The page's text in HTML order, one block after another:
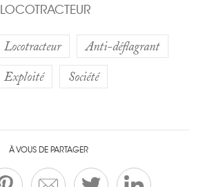
LOCOTRACTEUR
Locotracteur
Anti-déflagrant
Exploité
Société
À VOUS DE PARTAGER